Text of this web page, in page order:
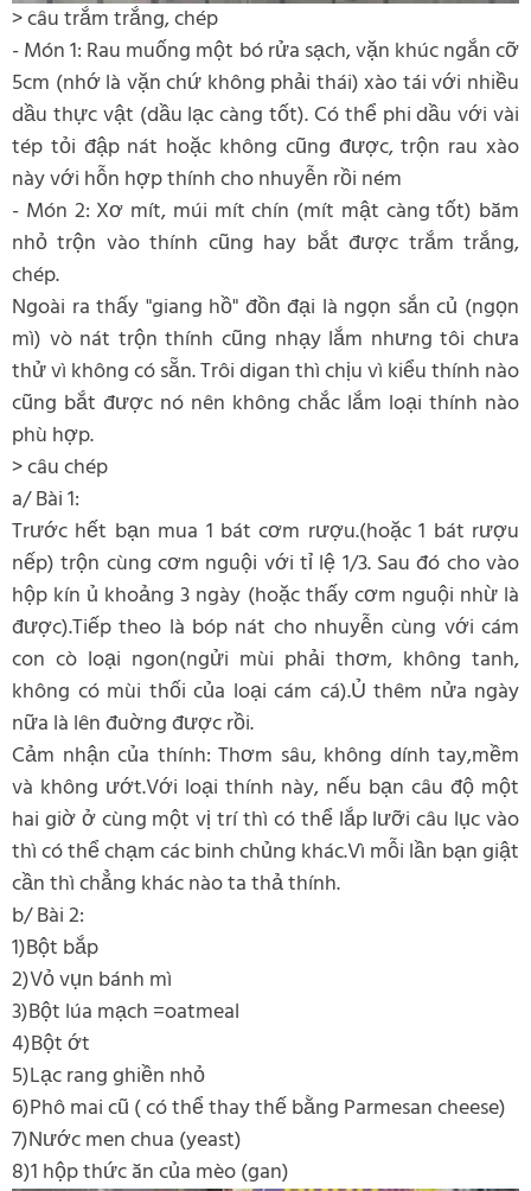
> câu trắm trắng, chép
- Món 1: Rau muống một bó rửa sạch, vặn khúc ngắn cỡ
5cm (nhớ là vặn chứ không phải thái) xào tái với nhiều
dầu thực vật (dầu lạc càng tốt). Có thể phi dầu với vài
tép tỏi đập nát hoặc không cũng được, trộn rau xào
này với hỗn hợp thính cho nhuyễn rồi ném
- Món 2: Xơ mít, múi mít chín (mít mật càng tốt) băm
nhỏ trộn vào thính cũng hay bắt được trắm trắng,
chép.
Ngoài ra thấy "giang hồ" đồn đại là ngọn sắn củ (ngọn
mì) vò nát trộn thính cũng nhạy lắm nhưng tôi chưa
thử vì không có sẵn. Trôi digan thì chịu vì kiểu thính nào
cũng bắt được nó nên không chắc lắm loại thính nào
phù hợp.
> câu chép
a/ Bài 1:
Trước hết bạn mua 1 bát cơm rượu.(hoặc 1 bát rượu
nếp) trộn cùng cơm nguội với tỉ lệ 1/3. Sau đó cho vào
hộp kín ủ khoảng 3 ngày (hoặc thấy cơm nguội nhừ là
được).Tiếp theo là bóp nát cho nhuyễn cùng với cám
con cò loại ngon(ngửi mùi phải thơm, không tanh,
không có mùi thối của loại cám cá).Ủ thêm nửa ngày
nữa là lên đuờng được rồi.
Cảm nhận của thính: Thơm sâu, không dính tay,mềm
và không ướt.Với loại thính này, nếu bạn câu độ một
hai giờ ở cùng một vị trí thì có thể lắp lưỡi câu lục vào
thì có thể chạm các binh chủng khác.Vì mỗi lần bạn giật
cần thì chẳng khác nào ta thả thính.
b/ Bài 2:
1)Bột bắp
2)Vỏ vụn bánh mì
3)Bột lúa mạch =oatmeal
4)Bột ớt
5)Lạc rang ghiền nhỏ
6)Phô mai cũ ( có thể thay thế bằng Parmesan cheese)
7)Nước men chua (yeast)
8)1 hộp thức ăn của mèo (gan)